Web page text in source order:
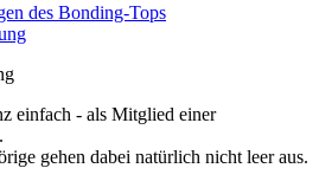
des Bonding-Tops​​
einfach - als Mitglied einer
gehen dabei natürlich nicht leer aus.